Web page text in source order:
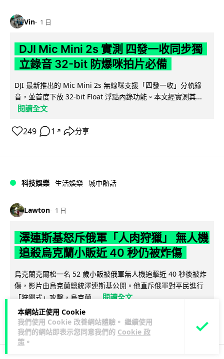
本網站正使用 Cookie
我們使用 Cookie 改善網站體驗。 繼續使用
我們的網站即表示您同意我們的 Cookie 政
策 。
Vin 1 日
DJI Mic Mini 2s 實測 四發一收同步獨
立錄音 32-bit 防爆咪拍片必備
DJI 最新推出的 Mic Mini 2s 無線咪支援「四發一收」分軌錄
音，並首度下放 32-bit Float 浮點內錄功能。本文經實測其...
閱讀全文
249 1 ↗ 分享
科技娛樂 生活娛樂 城中熱話
Lawton 1 日
澤連斯基怒斥俄軍「人肉狩獵」 無人機
追殺烏克蘭小販近 40 秒仍被炸傷
烏克蘭克爾松一名 52 歲小販被俄軍無人機追擊近 40 秒後被炸
傷，影片由烏克蘭總統澤連斯基公開。他直斥俄軍對平民進行
「狩獵式」攻擊，烏克蘭... 閱讀全文
102 36 ↗ 分享